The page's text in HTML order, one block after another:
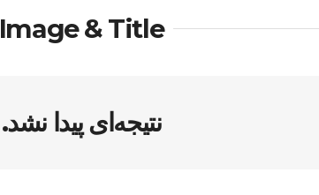
Image & Title
نتیجه‌ای پیدا نشد.